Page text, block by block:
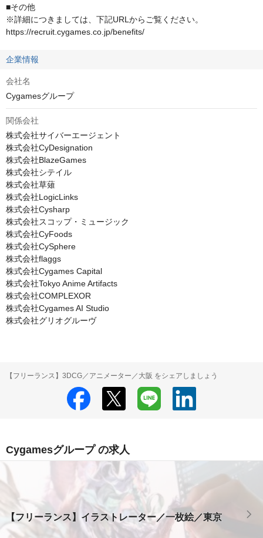
■その他
※詳細につきましては、下記URLからご覧ください。
https://recruit.cygames.co.jp/benefits/
企業情報
会社名
Cygamesグループ
関係会社
株式会社サイバーエージェント
株式会社CyDesignation
株式会社BlazeGames
株式会社シテイル
株式会社草薙
株式会社LogicLinks
株式会社Cysharp
株式会社スコップ・ミュージック
株式会社CyFoods
株式会社CySphere
株式会社flaggs
株式会社Cygames Capital
株式会社Tokyo Anime Artifacts
株式会社COMPLEXOR
株式会社Cygames AI Studio
株式会社グリオグルーヴ
【フリーランス】3DCG／アニメーター／大阪 をシェアしましょう
Cygamesグループ の求人
【フリーランス】イラストレーター／一枚絵／東京